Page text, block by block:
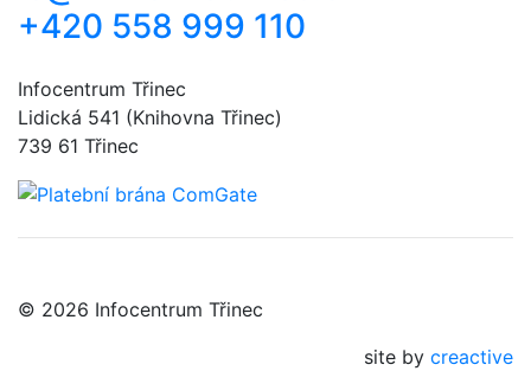
+420 558 999 110
Infocentrum Třinec
Lidická 541 (Knihovna Třinec)
739 61 Třinec
© 2026 Infocentrum Třinec
site by creactive